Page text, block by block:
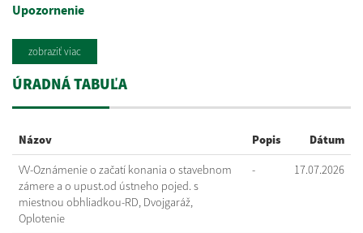
Upozornenie
zobraziť viac
ÚRADNÁ TABUĽA
Názov Popis Dátum
VV-Oznámenie o začatí konania o stavebnom
zámere a o upust.od ústneho pojed. s
miestnou obhliadkou-RD, Dvojgaráž,
Oplotenie
- 17.07.2026